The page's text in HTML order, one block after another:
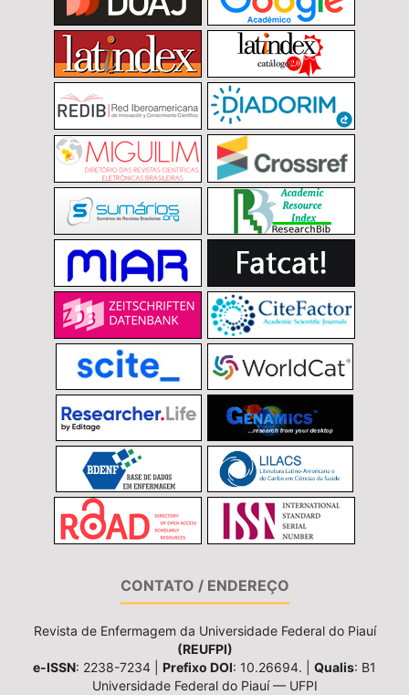
CONTATO / ENDEREÇO
Revista de Enfermagem da Universidade Federal do Piauí
(REUFPI)
e-ISSN: 2238-7234 | Prefixo DOI: 10.26694. | Qualis: B1
Universidade Federal do Piauí — UFPI